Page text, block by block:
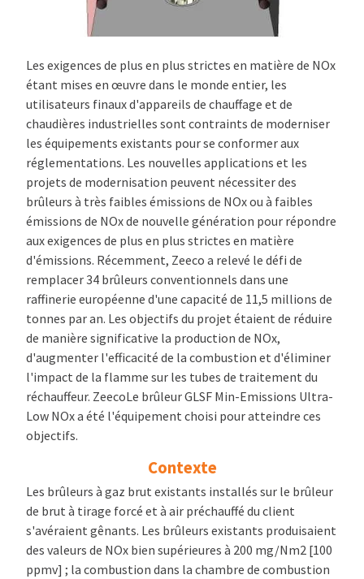
Les exigences de plus en plus strictes en matière de NOx
étant mises en œuvre dans le monde entier, les
utilisateurs finaux d'appareils de chauffage et de
chaudières industrielles sont contraints de moderniser
les équipements existants pour se conformer aux
réglementations. Les nouvelles applications et les
projets de modernisation peuvent nécessiter des
brûleurs à très faibles émissions de NOx ou à faibles
émissions de NOx de nouvelle génération pour répondre
aux exigences de plus en plus strictes en matière
d'émissions. Récemment, Zeeco a relevé le défi de
remplacer 34 brûleurs conventionnels dans une
raffinerie européenne d'une capacité de 11,5 millions de
tonnes par an. Les objectifs du projet étaient de réduire
de manière significative la production de NOx,
d'augmenter l'efficacité de la combustion et d'éliminer
l'impact de la flamme sur les tubes de traitement du
réchauffeur. ZeecoLe brûleur GLSF Min-Emissions Ultra-
Low NOx a été l'équipement choisi pour atteindre ces
objectifs.
Contexte
Les brûleurs à gaz brut existants installés sur le brûleur
de brut à tirage forcé et à air préchauffé du client
s'avéraient gênants. Les brûleurs existants produisaient
des valeurs de NOx bien supérieures à 200 mg/Nm2 [100
ppmv] ; la combustion dans la chambre de combustion